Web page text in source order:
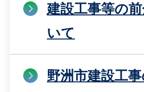
建設工事等の
いて
野洲市建設工